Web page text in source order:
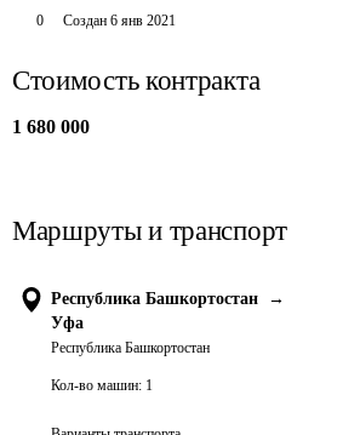
0 Создан 6 янв 2021
Стоимость контракта
1 680 000
Маршруты и транспорт
Республика Башкортостан
→
Уфа
Республика Башкортостан
Кол-во машин: 1